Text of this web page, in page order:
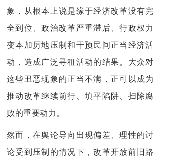
象，从根本上说是缘于经济改革没有完
全到位、政治改革严重滞后、行政权力
变本加厉地压制和干预民间正当经济活
动，造成广泛寻租活动的结果。大众对
这些丑恶现象的正当不满，正可以成为
推动改革继续前行、填平陷阱、扫除腐
败的重要动力。
然而，在舆论导向出现偏差、理性的讨
论受到压制的情况下，改革开放前旧路